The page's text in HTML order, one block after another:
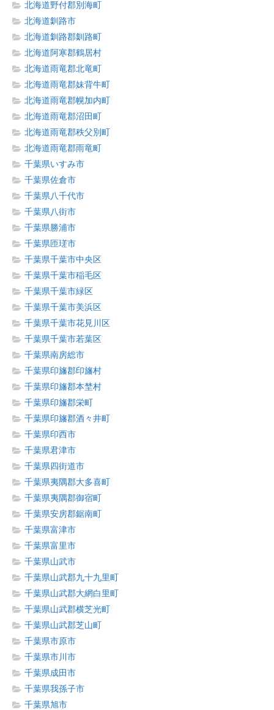
北海道野付郡別海町
北海道釧路市
北海道釧路郡釧路町
北海道阿寒郡鶴居村
北海道雨竜郡北竜町
北海道雨竜郡妹背牛町
北海道雨竜郡幌加内町
北海道雨竜郡沼田町
北海道雨竜郡秩父別町
北海道雨竜郡雨竜町
千葉県いすみ市
千葉県佐倉市
千葉県八千代市
千葉県八街市
千葉県勝浦市
千葉県匝瑳市
千葉県千葉市中央区
千葉県千葉市稲毛区
千葉県千葉市緑区
千葉県千葉市美浜区
千葉県千葉市花見川区
千葉県千葉市若葉区
千葉県南房総市
千葉県印旛郡印旛村
千葉県印旛郡本埜村
千葉県印旛郡栄町
千葉県印旛郡酒々井町
千葉県印西市
千葉県君津市
千葉県四街道市
千葉県夷隅郡大多喜町
千葉県夷隅郡御宿町
千葉県安房郡鋸南町
千葉県富津市
千葉県富里市
千葉県山武市
千葉県山武郡九十九里町
千葉県山武郡大網白里町
千葉県山武郡横芝光町
千葉県山武郡芝山町
千葉県市原市
千葉県市川市
千葉県成田市
千葉県我孫子市
千葉県旭市